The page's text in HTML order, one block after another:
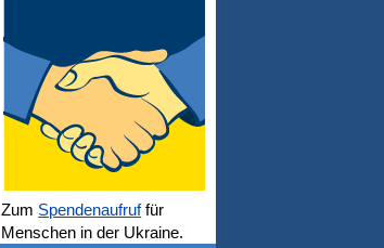
Zum Spendenaufruffür
Menschen in der Ukraine.